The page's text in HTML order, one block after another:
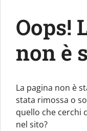
Oops!
non è
La pagina non è
stata rimossa o
quello che cerchi
nel sito?